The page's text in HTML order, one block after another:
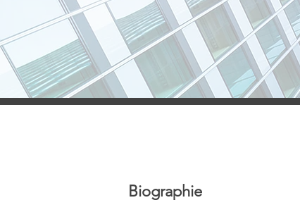
Biographie